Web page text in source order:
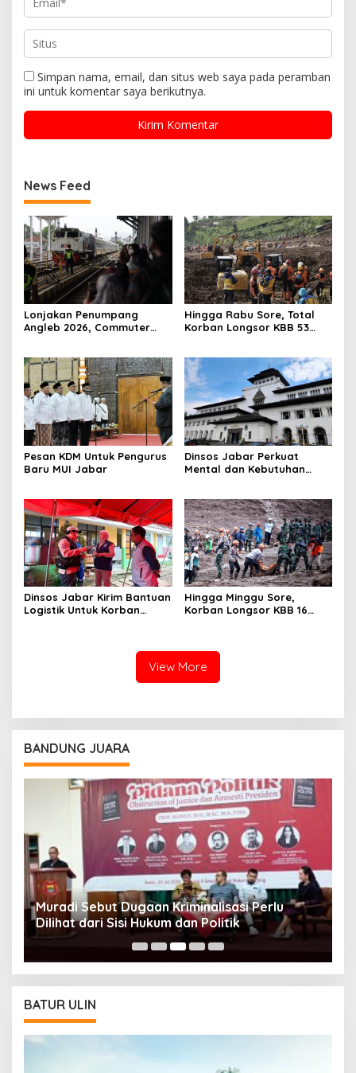
Simpan nama, email, dan situs web saya pada peramban
ini untuk komentar saya berikutnya.
News Feed
Lonjakan Penumpang
Angleb 2026, Commuter
Sejarah
Hingga Rabu Sore, Total
Korban Longsor KBB 53
Pesan KDM Untuk Pengurus
Baru MUI Jabar
​Dinsos Jabar Perkuat
Mental dan Kebutuhan
Dinsos Jabar Kirim Bantuan
Logistik Untuk Korban
Hingga Minggu Sore,
Korban Longsor KBB 16
View More
BANDUNG JUARA
Muradi Sebut Dugaan Kriminalisasi Perlu
Dilihat dari Sisi Hukum dan Politik
BATUR ULIN